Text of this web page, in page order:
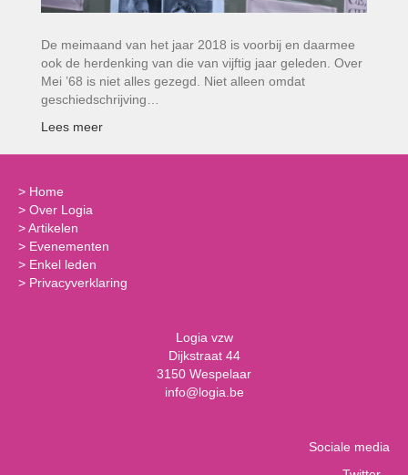
De meimaand van het jaar 2018 is voorbij en daarmee
ook de herdenking van die van vijftig jaar geleden. Over
Mei ’68 is niet alles gezegd. Niet alleen omdat
geschiedschrijving…
Lees meer
> Home
> Over Logia
>Artikelen
> Evenementen
> Enkel leden
> Privacyverklaring
Logia vzw
Dijkstraat 44
3150 Wespelaar
info@logia.be
Sociale media